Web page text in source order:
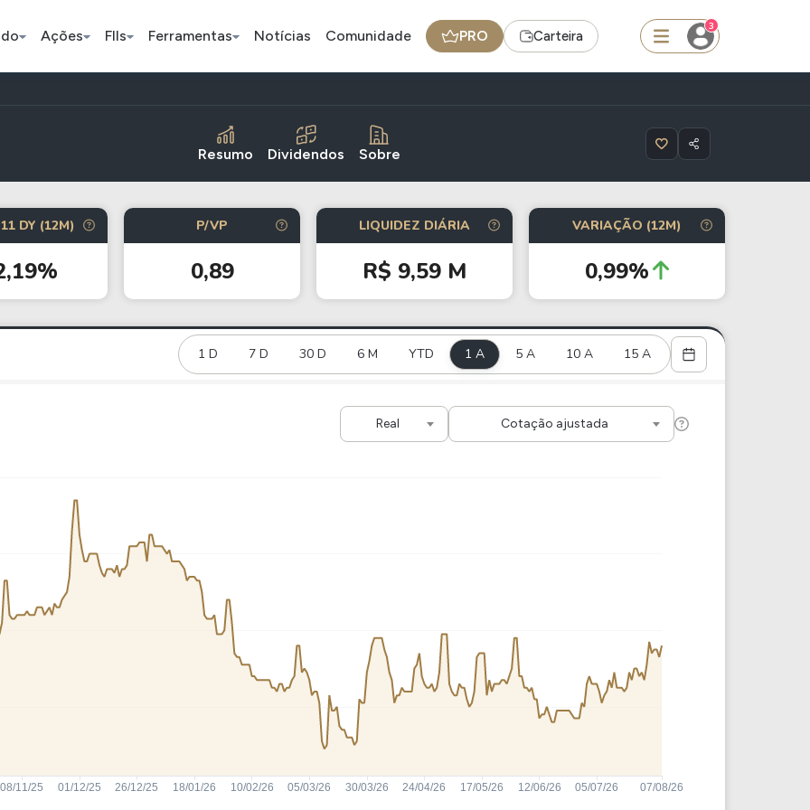
Ações FIIs Ferramentas Notícias Comunidade PRO Carteira
3
Ação
Bradesco
BDR
JBS
FII
TRXF11
Ferramenta
Dividendos
ETFs
BOVA11
Stocks
Tesla
Apple
Criptomoedas
Bitcoin
Ethereum
Dogecoin
Solana
Ideias
Agenda de Dividendos
Radar do Dividendo Inteligente
Comparador de Ativos
As Ações Mais Buscadas
Resumo Dividendos Sobre
DY (12M) P/VP
0,89
LIQUIDEZ DIÁRIA
R$ 9,59 M
VARIAÇÃO (12M)
0,99%
1 D 7 D 30 D 6 M YTD 1 A 5 A 10 A 15 A
Real Cotação ajustada